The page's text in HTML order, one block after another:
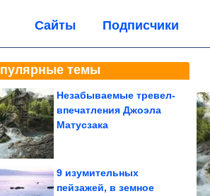
Сайты Подписчики
темы
Незабываемые тревел-
впечатления Джоэла
Матусзака
9 изумительных
пейзажей, в земное